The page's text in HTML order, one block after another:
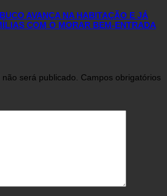
AVANÇA NA HABITAÇÃO E JÁ
COM O MORAR BEM-ENTRADA
será publicado. Campos obrigatórios